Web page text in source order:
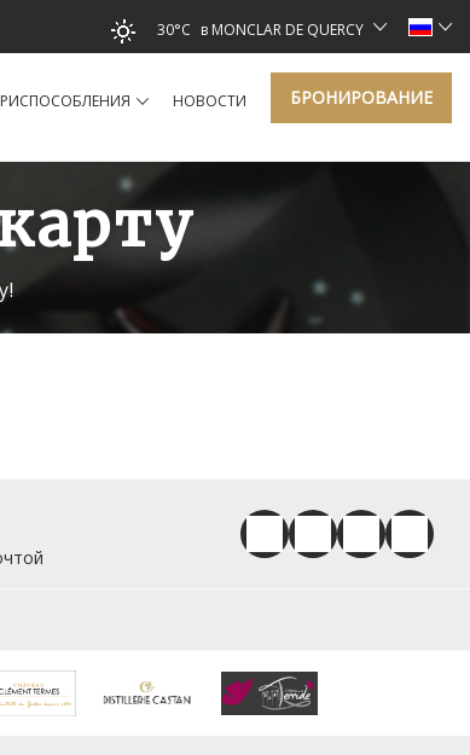
30°C в MONCLAR DE QUERCY
HОВОСТИ БРОНИРОВАНИЕ